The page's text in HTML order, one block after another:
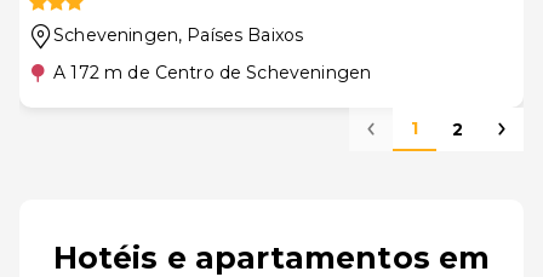
Scheveningen, Países Baixos
A 172 m de Centro de Scheveningen
1 2
Hotéis e apartamentos em